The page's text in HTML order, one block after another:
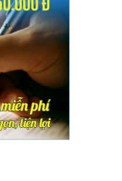
“Chúng tôi
nghiệp sử
tiêu hủy hóa
định